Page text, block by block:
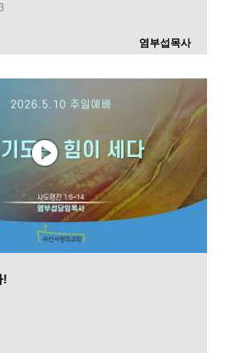
염부섭목사
!